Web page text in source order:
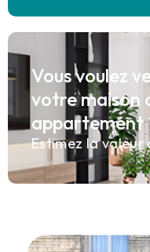
Vous voulez
votre maison
appartement
Estimez la valeur